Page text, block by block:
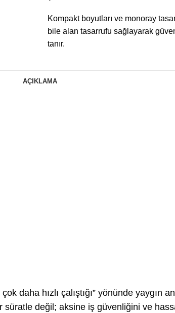
Kompakt boyutları ve monoray
bile alan tasarrufu sağlayarak
tanır.
AÇIKLAMA
daha hızlı çalıştığı” yönünde yaygın
süratle değil; aksine iş güvenliğini ve